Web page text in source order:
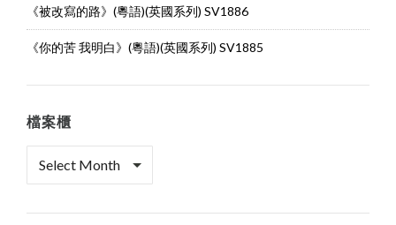
《被改寫的路》(粵語)(英國系列) SV1886
《你的苦 我明白》(粵語)(英國系列) SV1885
檔案櫃